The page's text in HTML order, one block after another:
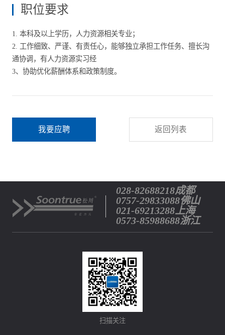
职位要求
1. 本科及以上学历，人力资源相关专业；
2. 工作细致、严谨、有责任心，能够独立承担工作任务、擅长沟
通协调，有人力资源实习经
3、协助优化薪酬体系和政策制度。
我要应聘 返回列表
028-82688218成都
0757-29833088佛山
021-69213288上海
0573-85988688浙江
扫描关注